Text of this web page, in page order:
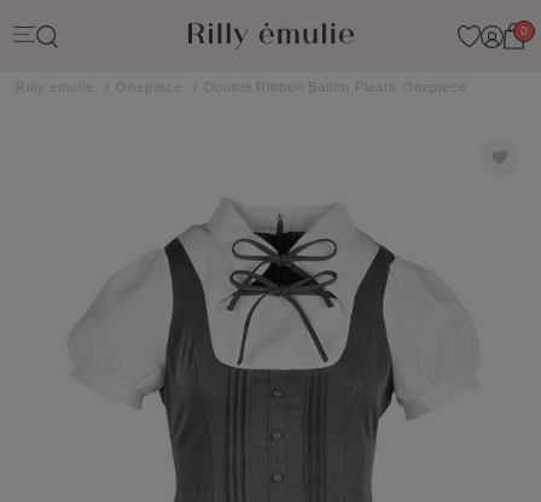
0
Rilly emulie Onepiece Double Ribbon Ballon Pleats Onepiece